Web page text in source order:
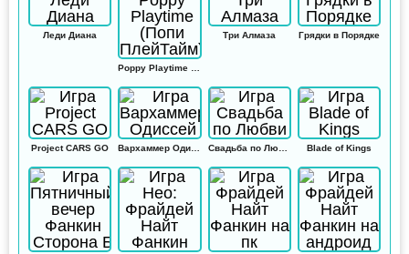
Леди Диана Три Алмаза Грядки в Порядке
Project CARS GO Свадьба по Любви Blade of Kings